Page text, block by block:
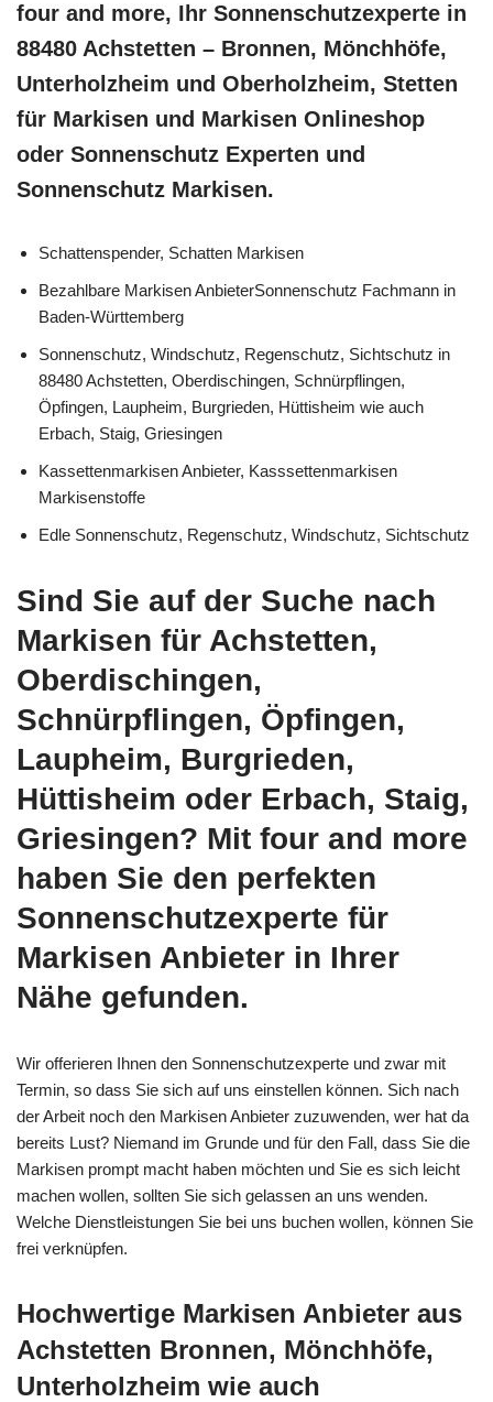
four and more, Ihr Sonnenschutzexperte in
88480 Achstetten – Bronnen, Mönchhöfe,
Unterholzheim und Oberholzheim, Stetten
für Markisen und Markisen Onlineshop
oder Sonnenschutz Experten und
Sonnenschutz Markisen.
Schattenspender, Schatten Markisen
Bezahlbare Markisen AnbieterSonnenschutz Fachmann in
Baden-Württemberg
Sonnenschutz, Windschutz, Regenschutz, Sichtschutz in
88480 Achstetten, Oberdischingen, Schnürpflingen,
Öpfingen, Laupheim, Burgrieden, Hüttisheim wie auch
Erbach, Staig, Griesingen
Kassettenmarkisen Anbieter, Kasssettenmarkisen
Markisenstoffe
Edle Sonnenschutz, Regenschutz, Windschutz, Sichtschutz
Sind Sie auf der Suche nach
Markisen für Achstetten,
Oberdischingen,
Schnürpflingen, Öpfingen,
Laupheim, Burgrieden,
Hüttisheim oder Erbach, Staig,
Griesingen? Mit four and more
haben Sie den perfekten
Sonnenschutzexperte für
Markisen Anbieter in Ihrer
Nähe gefunden.
Wir offerieren Ihnen den Sonnenschutzexperte und zwar mit
Termin, so dass Sie sich auf uns einstellen können. Sich nach
der Arbeit noch den Markisen Anbieter zuzuwenden, wer hat da
bereits Lust? Niemand im Grunde und für den Fall, dass Sie die
Markisen prompt macht haben möchten und Sie es sich leicht
machen wollen, sollten Sie sich gelassen an uns wenden.
Welche Dienstleistungen Sie bei uns buchen wollen, können Sie
frei verknüpfen.
Hochwertige Markisen Anbieter aus
Achstetten Bronnen, Mönchhöfe,
Unterholzheim wie auch